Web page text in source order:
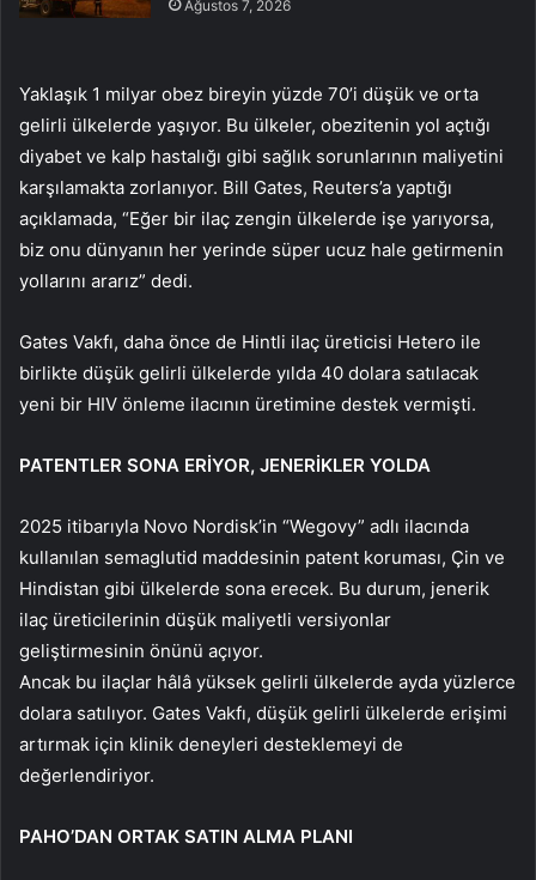
Ağustos 7, 2026
Yaklaşık 1 milyar obez bireyin yüzde 70’i düşük ve orta
gelirli ülkelerde yaşıyor. Bu ülkeler, obezitenin yol açtığı
diyabet ve kalp hastalığı gibi sağlık sorunlarının maliyetini
karşılamakta zorlanıyor. Bill Gates, Reuters’a yaptığı
açıklamada, “Eğer bir ilaç zengin ülkelerde işe yarıyorsa,
biz onu dünyanın her yerinde süper ucuz hale getirmenin
yollarını ararız” dedi.
Gates Vakfı, daha önce de Hintli ilaç üreticisi Hetero ile
birlikte düşük gelirli ülkelerde yılda 40 dolara satılacak
yeni bir HIV önleme ilacının üretimine destek vermişti.
PATENTLER SONA ERİYOR, JENERİKLER YOLDA
2025 itibarıyla Novo Nordisk’in “Wegovy” adlı ilacında
kullanılan semaglutid maddesinin patent koruması, Çin ve
Hindistan gibi ülkelerde sona erecek. Bu durum, jenerik
ilaç üreticilerinin düşük maliyetli versiyonlar
geliştirmesinin önünü açıyor.
Ancak bu ilaçlar hâlâ yüksek gelirli ülkelerde ayda yüzlerce
dolara satılıyor. Gates Vakfı, düşük gelirli ülkelerde erişimi
artırmak için klinik deneyleri desteklemeyi de
değerlendiriyor.
PAHO’DAN ORTAK SATIN ALMA PLANI